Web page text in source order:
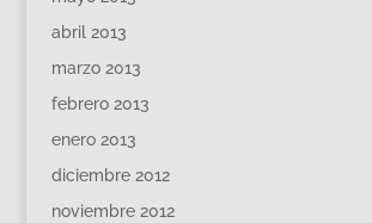
abril 2013
marzo 2013
febrero 2013
enero 2013
diciembre 2012
noviembre 2012